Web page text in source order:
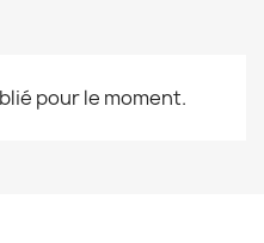
pour le moment.